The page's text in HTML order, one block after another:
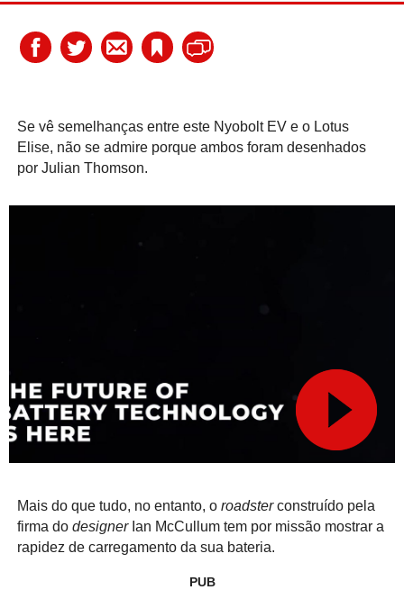
Se vê semelhanças entre este Nyobolt EV e o Lotus
Elise, não se admire porque ambos foram desenhados
por Julian Thomson.
Mais do que tudo, no entanto, o roadsterconstruído pela
firma do designerIan McCullum tem por missão mostrar a
rapidez de carregamento da sua bateria.
PUB